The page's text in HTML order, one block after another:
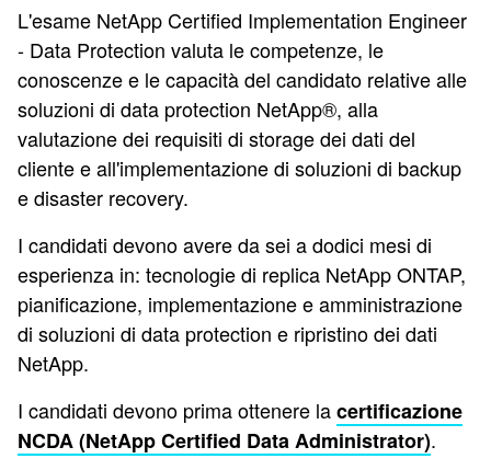
L'esame NetApp Certified Implementation Engineer
- Data Protection valuta le competenze, le
conoscenze e le capacità del candidato relative alle
soluzioni di data protection NetApp®, alla
valutazione dei requisiti di storage dei dati del
cliente e all'implementazione di soluzioni di backup
e disaster recovery.
I candidati devono avere da sei a dodici mesi di
esperienza in: tecnologie di replica NetApp ONTAP,
pianificazione, implementazione e amministrazione
di soluzioni di data protection e ripristino dei dati
NetApp.
I candidati devono prima ottenere lacertificazione
NCDA (NetApp Certified Data Administrator).